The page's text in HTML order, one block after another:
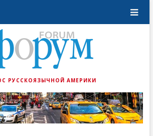
РУССКОЯЗЫЧНОЙ АМЕРИКИ